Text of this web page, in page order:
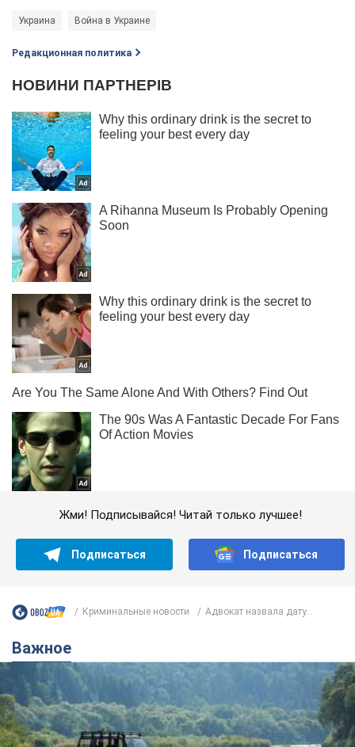
Украина Война в Украине
Редакционная политика
Жми! Подписывайся! Читай только лучшее!
Подписаться Подписаться
Криминальные новости Адвокат назвала дату...
Важное